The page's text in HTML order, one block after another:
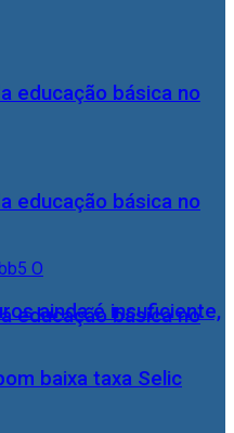
educação básica no
educação básica no
educação básica no
ainda é insuficiente,
baixa taxa Selic